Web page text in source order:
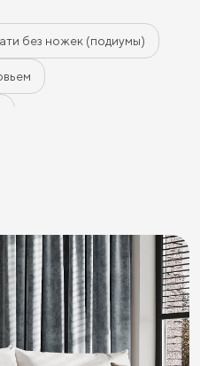
без ножек (подиумы)